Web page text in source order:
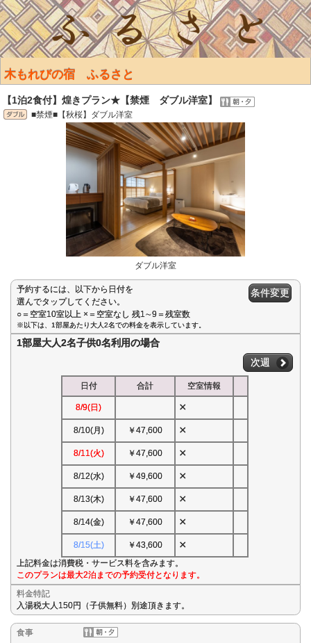
木もれびの宿 ふるさと
【1泊2食付】煌きプラン★【禁煙 ダブル洋室】
■禁煙■【秋桜】ダブル洋室
ダブル洋室
予約するには、以下から日付を
選んでタップしてください。
○＝空室10室以上 ×＝空室なし 残1∼9＝残室数
条件変更
※以下は、1部屋あたり大人2名での料金を表示しています。
1部屋大人2名子供0名利用の場合
次週
日付 合計 空室情報
8/9(日) ×
8/10(月) ￥47,600 ×
8/11(火) ￥47,600 ×
8/12(水) ￥49,600 ×
8/13(木) ￥47,600 ×
8/14(金) ￥47,600 ×
8/15(土) ￥43,600 ×
上記料金は消費税・サービス料を含みます。
このプランは最大2泊までの予約受付となります。
料金特記
入湯税大人150円（子供無料）別途頂きます。
食事